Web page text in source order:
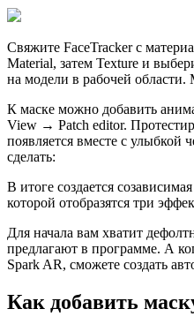
Свяжите FaceTracker с
Material, затем Texture и
на модели в рабочей области.
К маске можно добавить
View → Patch editor.
появляется вместе с улыбкой
сделать:
В итоге создается
которой отобразятся три
Для начала вам хватит
предлагают в программе. А
Spark AR, сможете создать
Как добавить